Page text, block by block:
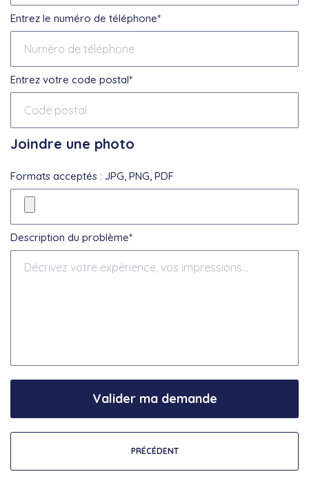
Entrez le numéro de téléphone*
Entrez votre code postal*
Joindre une photo
Formats acceptés : JPG, PNG, PDF
Description du problème*
PRÉCÉDENT
Valider ma demande